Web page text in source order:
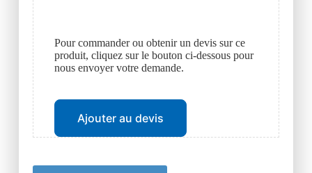
Pour commander ou obtenir un devis sur ce
produit, cliquez sur le bouton ci-dessous pour
nous envoyer votre demande.
Ajouter au devis